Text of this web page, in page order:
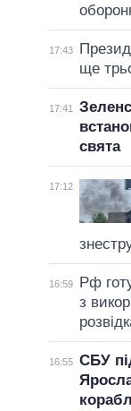
17:43
ще
17:41
свята
17:12
16:59
Рф
з
16:55 СБУ